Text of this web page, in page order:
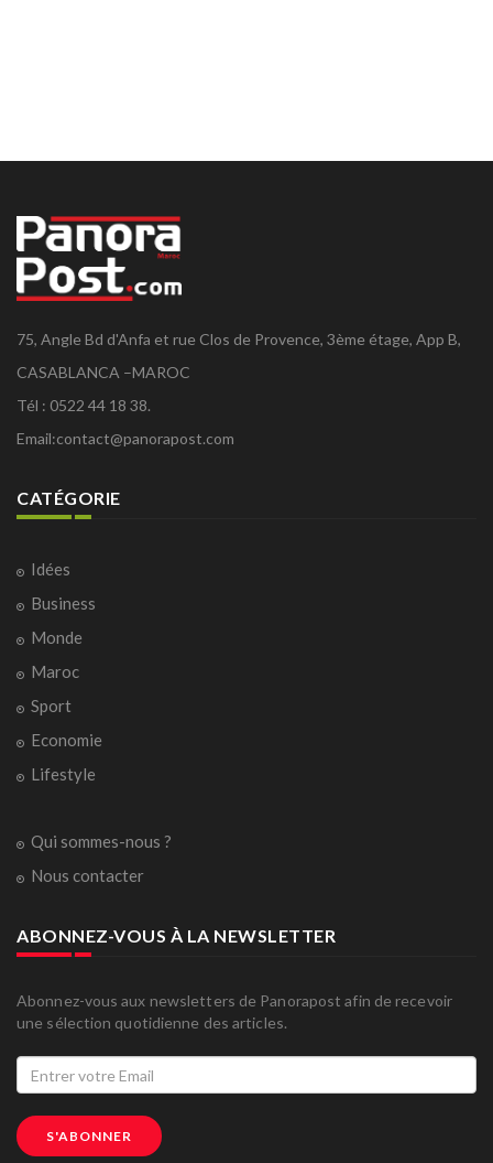
75, Angle Bd d'Anfa et rue Clos de Provence, 3ème étage, App B,
CASABLANCA –MAROC
Tél : 0522 44 18 38.
Email:contact@panorapost.com
CATÉGORIE
Idées
Business
Monde
Maroc
Sport
Economie
Lifestyle
Qui sommes-nous ?
Nous contacter
ABONNEZ-VOUS À LA NEWSLETTER
Abonnez-vous aux newsletters de Panorapost afin de recevoir
une sélection quotidienne des articles.
S'ABONNER